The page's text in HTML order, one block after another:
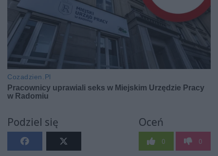
Podziel się Oceń
0 0